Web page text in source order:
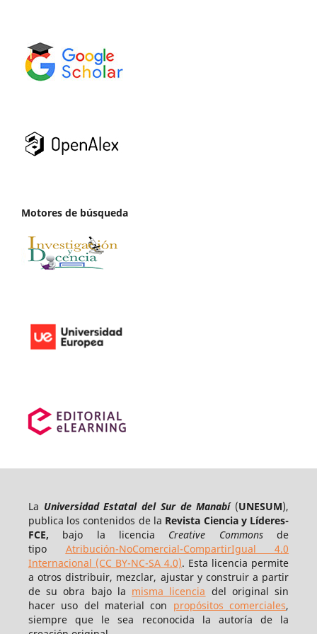
Motores de búsqueda
La Universidad Estatal del Sur de Manabí (UNESUM),
publica los contenidos de la Revista Ciencia y Líderes-
FCE, bajo la licencia Creative Commonsde
tipo Atribución-NoComercial-CompartirIgual 4.0
Internacional (CC BY-NC-SA 4.0). Esta licencia permite
a otros distribuir, mezclar, ajustar y construir a partir
de su obra bajo la misma licencia del original sin
hacer uso del material con propósitos comerciales,
siempre que le sea reconocida la autoría de la